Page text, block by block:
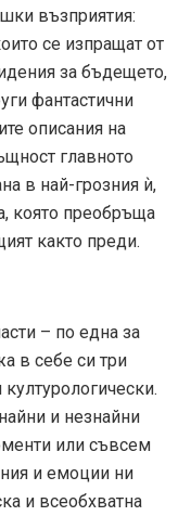
възприятия:
се изпращат от
за бъдещето,
фантастични
описания на
главното
в най-грозния ѝ,
която преобръща
както преди.
– по една за
в себе си три
и незнайни
или съвсем
и емоции ни
и всеобхватна